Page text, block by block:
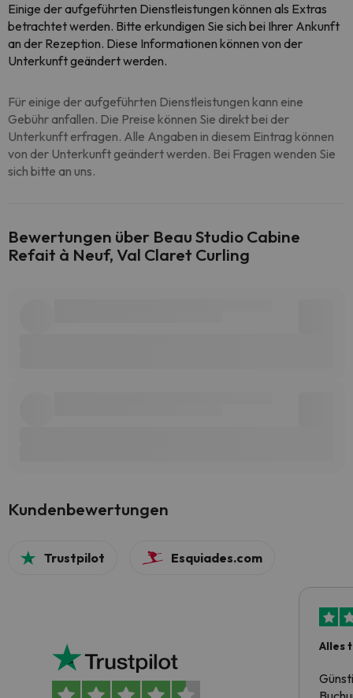
Einige der aufgeführten Dienstleistungen können als Extras
betrachtet werden. Bitte erkundigen Sie sich bei Ihrer Ankunft
an der Rezeption. Diese Informationen können von der
Unterkunft geändert werden.
Für einige der aufgeführten Dienstleistungen kann eine
Gebühr anfallen. Die Preise können Sie direkt bei der
Unterkunft erfragen. Alle Angaben in diesem Eintrag können
von der Unterkunft geändert werden. Bei Fragen wenden Sie
sich bitte an uns.
Bewertungen über Beau Studio Cabine
Refait à Neuf, Val Claret Curling
Kundenbewertungen
Trustpilot Esquiades.com
Alles